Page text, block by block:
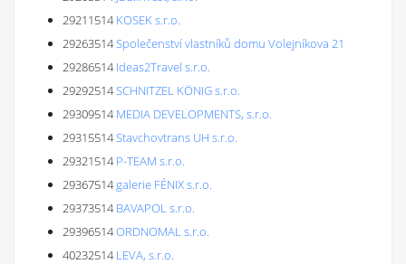
29211514 KOSEK s.r.o.
29263514Společenství vlastníků domu Volejníkova 21
29286514 Ideas2Travel s.r.o.
29292514SCHNITZEL KÖNIG s.r.o.
29309514 MEDIA DEVELOPMENTS, s.r.o.
29315514Stavchovtrans UH s.r.o.
29321514 P-TEAM s.r.o.
29367514galerie FÉNIX s.r.o.
29373514 BAVAPOL s.r.o.
29396514ORDNOMAL s.r.o.
40232514 LEVA, s.r.o.